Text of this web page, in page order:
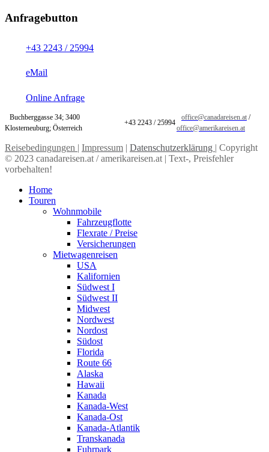
Anfragebutton
+43 2243 / 25994
eMail
Online Anfrage
Buchberggasse 34; 3400
Klosterneuburg; Österreich
+43 2243 / 25994
office@canadareisen.at /
office@amerikareisen.at
Reisebedingungen | Impressum | Datenschutzerklärung | Copyright
© 2023 canadareisen.at / amerikareisen.at | Text-, Preisfehler
vorbehalten!
Home
Touren
Wohnmobile
Fahrzeugflotte
Flexrate / Preise
Versicherungen
Mietwagenreisen
USA
Kalifornien
Südwest I
Südwest II
Midwest
Nordwest
Nordost
Südost
Florida
Route 66
Alaska
Hawaii
Kanada
Kanada-West
Kanada-Ost
Kanada-Atlantik
Transkanada
Fuhrpark